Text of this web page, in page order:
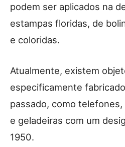
podem ser aplicados na
estampas floridas, de
e coloridas.
Atualmente, existem
especificamente
passado, como
e geladeiras com um
1950.